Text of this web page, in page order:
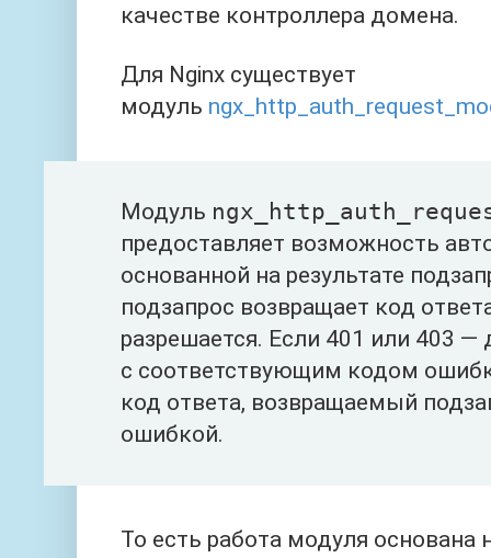
качестве контроллера домена.
Для Nginx существует
модуль
Модуль
предоставляет возможность
основанной на результате
подзапрос возвращает код
разрешается. Если 401 или 403 —
с соответствующим кодом
код ответа, возвращаемый
ошибкой.
То есть работа модуля основана